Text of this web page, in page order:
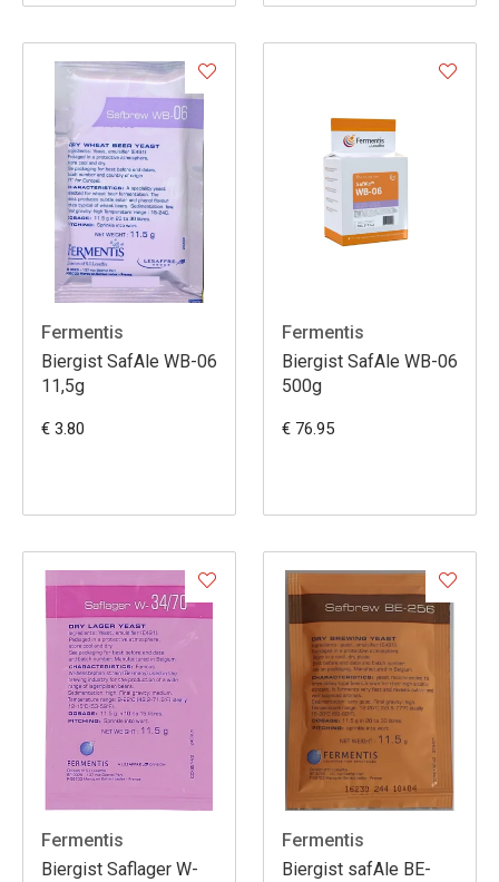
Fermentis
Biergist SafAle WB-06
11,5g
€ 3.80
Fermentis
Biergist SafAle WB-06
500g
€ 76.95
Fermentis
Biergist Saflager W-
Fermentis
Biergist safAle BE-